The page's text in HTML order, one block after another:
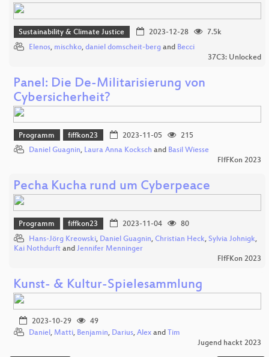
Sustainability & Climate Justice 2023-12-28
7.5k
Elenos, mischko, daniel domscheit-berg and Becci
37C3: Unlocked
Panel: Die De-Militarisierung von
Cybersicherheit?
Programm fiffkon23 2023-11-05
215
Daniel Guagnin, Laura Anna Kocksch and Basil Wiesse
FIfFKon 2023
Pecha Kucha rund um Cyberpeace
Programm fiffkon23 2023-11-04
80
Hans-Jörg Kreowski, Daniel Guagnin, Christian Heck, Sylvia Johnigk,
Kai Nothdurft and Jennifer Menninger
FIfFKon 2023
Kunst- & Kultur-Spielesammlung
2023-10-29
49
Daniel , Matti, Benjamin, Darius, Alex and Tim
Jugend hackt 2023